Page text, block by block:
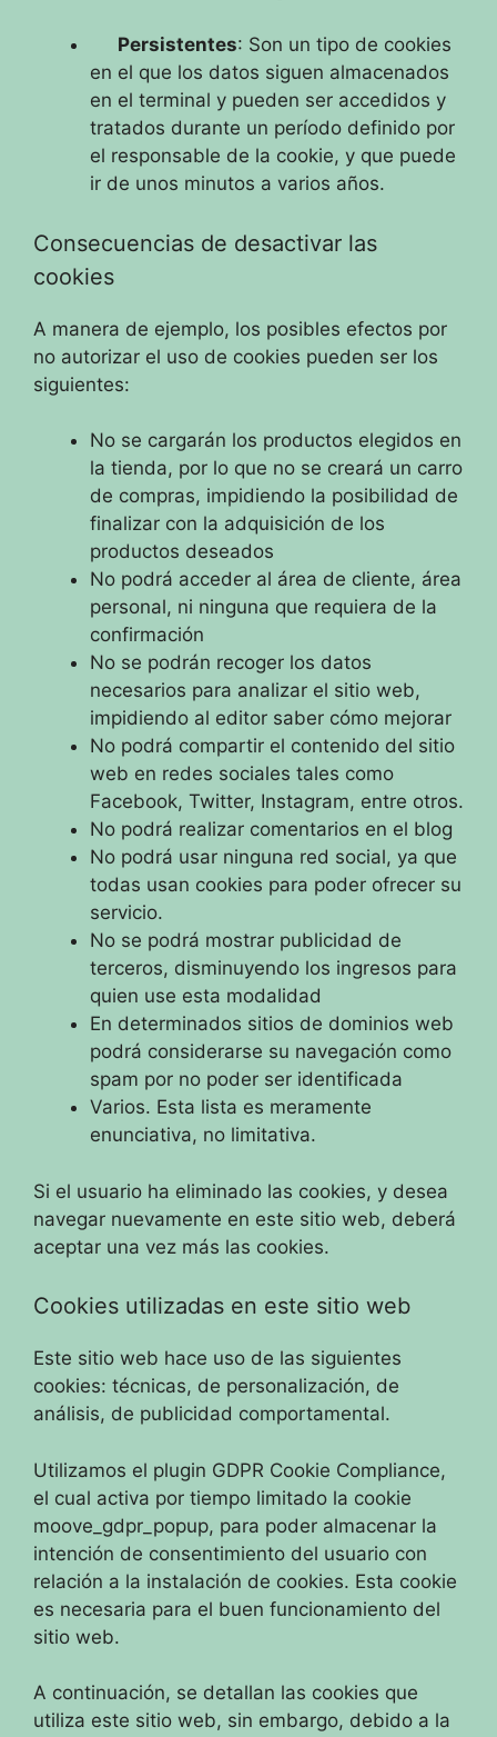
Persistentes: Son un tipo de cookies
en el que los datos siguen almacenados
en el terminal y pueden ser accedidos y
tratados durante un período definido por
el responsable de la cookie, y que puede
ir de unos minutos a varios años.
Consecuencias de desactivar las
cookies
A manera de ejemplo, los posibles efectos por
no autorizar el uso de cookies pueden ser los
siguientes:
No se cargarán los productos elegidos en
la tienda, por lo que no se creará un carro
de compras, impidiendo la posibilidad de
finalizar con la adquisición de los
productos deseados
No podrá acceder al área de cliente, área
personal, ni ninguna que requiera de la
confirmación
No se podrán recoger los datos
necesarios para analizar el sitio web,
impidiendo al editor saber cómo mejorar
No podrá compartir el contenido del sitio
web en redes sociales tales como
Facebook, Twitter, Instagram, entre otros.
No podrá realizar comentarios en el blog
No podrá usar ninguna red social, ya que
todas usan cookies para poder ofrecer su
servicio.
No se podrá mostrar publicidad de
terceros, disminuyendo los ingresos para
quien use esta modalidad
En determinados sitios de dominios web
podrá considerarse su navegación como
spam por no poder ser identificada
Varios. Esta lista es meramente
enunciativa, no limitativa.
Si el usuario ha eliminado las cookies, y desea
navegar nuevamente en este sitio web, deberá
aceptar una vez más las cookies.
Cookies utilizadas en este sitio web
Este sitio web hace uso de las siguientes
cookies: técnicas, de personalización, de
análisis, de publicidad comportamental.
Utilizamos el plugin GDPR Cookie Compliance,
el cual activa por tiempo limitado la cookie
moove_gdpr_popup, para poder almacenar la
intención de consentimiento del usuario con
relación a la instalación de cookies. Esta cookie
es necesaria para el buen funcionamiento del
sitio web.
A continuación, se detallan las cookies que
utiliza este sitio web, sin embargo, debido a la